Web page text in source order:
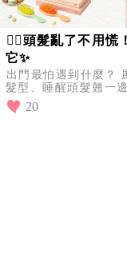
💇‍♀️頭髮亂了不用慌
它✨
出門最怕遇到什麼？
髮型、睡醒頭髮翹一
因為頭髮亂了，整體
一把方便攜帶的梳子真
20